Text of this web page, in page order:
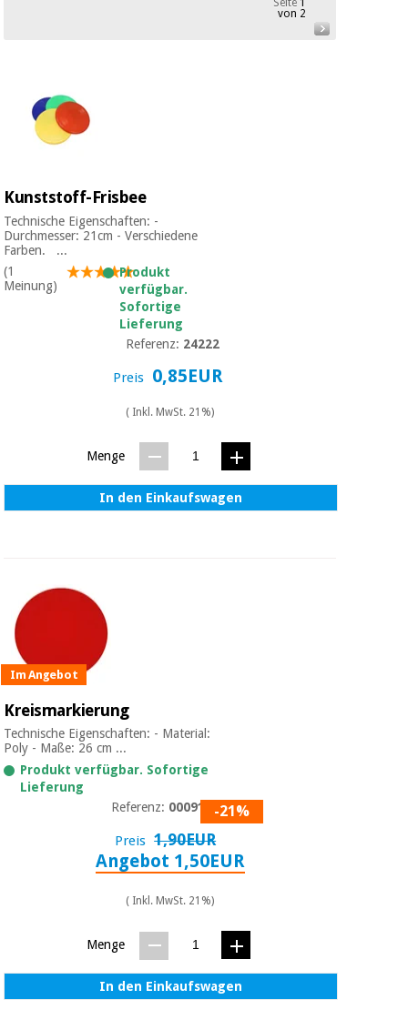
Outlet
Fisaude
Tech
Academy
Klinische
möbel
Essentielles
schutzmaterial
für
coronaviren
Sanitärkleiderschränke
Chirurgische
instrumente
(ausverkauf)
Angebote
Outlet
Fisaude
chinesische
medizin
möbel
Therapeutische
schränke
und
spiele
Sanitärkleiderschränke
Veterinärmedizin
Orthopädie
Seite1
von 2
Kunststoff-Frisbee
Technische Eigenschaften: -
Durchmesser: 21cm - Verschiedene
Farben. ...
(1
Meinung)
Produkt
verfügbar.
Sofortige
Lieferung
Referenz: 24222
Preis 0,85EUR
( Inkl. MwSt. 21%)
Menge
In den Einkaufswagen
Im Angebot
Kreismarkierung
Technische Eigenschaften: - Material:
Poly - Maße: 26 cm ...
Produkt verfügbar. Sofortige
Lieferung
Referenz: 0009196-21%
Preis 1,90EUR
Angebot 1,50EUR
( Inkl. MwSt. 21%)
Menge
In den Einkaufswagen